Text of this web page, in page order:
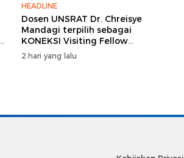
HEADLINE
Dosen UNSRAT Dr. Chreisye
Mandagi terpilih sebagai
KONEKSI Visiting Fellow
2026 di Australia
2 hari yang lalu